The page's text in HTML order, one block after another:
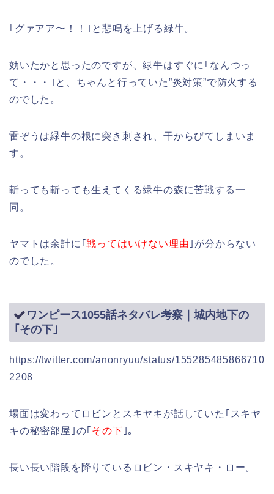
｢グァアア〜！！｣と悲鳴を上げる緑牛。
効いたかと思ったのですが、緑牛はすぐに｢なんつっ
て・・・｣と、ちゃんと行っていた”炎対策”で防火する
のでした。
雷ぞうは緑牛の根に突き刺され、干からびてしまいま
す。
斬っても斬っても生えてくる緑牛の森に苦戦する一
同。
ヤマトは余計に｢戦ってはいけない理由 ｣が分からない
のでした。
ワンピース1055話ネタバレ考察｜城内地下の
｢その下｣
https://twitter.com/anonryuu/status/155285485866710
2208
場面は変わってロビンとスキヤキが話していた｢スキヤ
キの秘密部屋｣の｢ その下 ｣。
長い長い階段を降りているロビン・スキヤキ・ロー。